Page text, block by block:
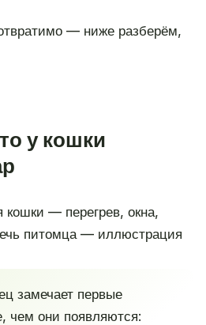
— ниже разберём,
у кошки
замечает первые
чем они появляются: